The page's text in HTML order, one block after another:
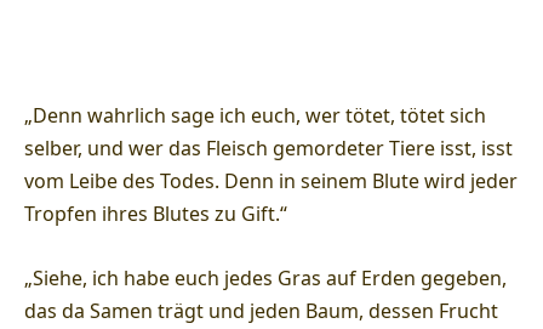
„Denn wahrlich sage ich euch, wer tötet, tötet sich
selber, und wer das Fleisch gemordeter Tiere isst, isst
vom Leibe des Todes. Denn in seinem Blute wird jeder
Tropfen ihres Blutes zu Gift.“
„Siehe, ich habe euch jedes Gras auf Erden gegeben,
das da Samen trägt und jeden Baum, dessen Frucht